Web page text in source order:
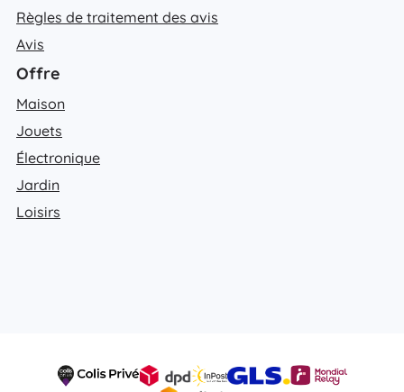
Règles de traitement des avis
Avis
Offre
Maison
Jouets
Électronique
Jardin
Loisirs